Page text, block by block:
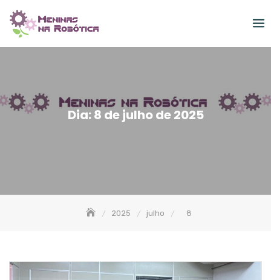
content
Dia:8 de julho de 2025
2025 julho 8